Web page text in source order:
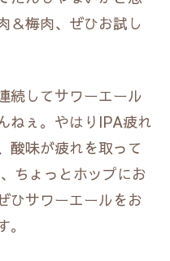
＆梅肉、ぜひお試し
続してサワーエール
ねぇ。やはりIPA疲れ
酸味が疲れを取って
ちょっとホップにお
ひサワーエールをお